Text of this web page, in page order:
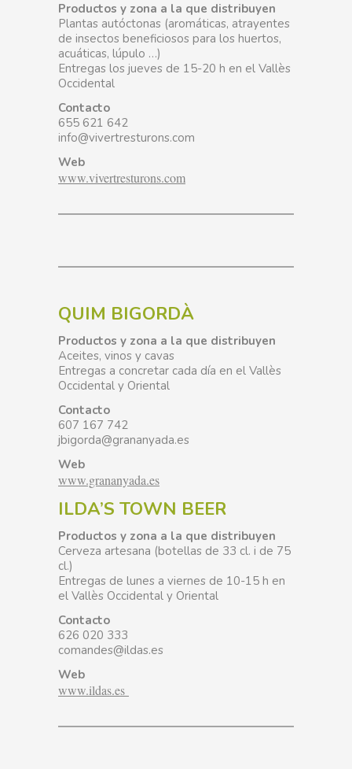
Productos y zona a la que distribuyen
Plantas autóctonas (aromáticas, atrayentes
de insectos beneficiosos para los huertos,
acuáticas, lúpulo …)
Entregas los jueves de 15-20 h en el Vallès
Occidental
Contacto
655 621 642
info@vivertresturons.com
Web
www.vivertresturons.com
QUIM BIGORDÀ
Productos y zona a la que distribuyen
Aceites, vinos y cavas
Entregas a concretar cada día en el Vallès
Occidental y Oriental
Contacto
607 167 742
jbigorda@grananyada.es
Web
www.grananyada.es
ILDA’S TOWN BEER
Productos y zona a la que distribuyen
Cerveza artesana (botellas de 33 cl. i de 75
cl.)
Entregas de lunes a viernes de 10-15 h en
el Vallès Occidental y Oriental
Contacto
626 020 333
comandes@ildas.es
Web
www.ildas.es